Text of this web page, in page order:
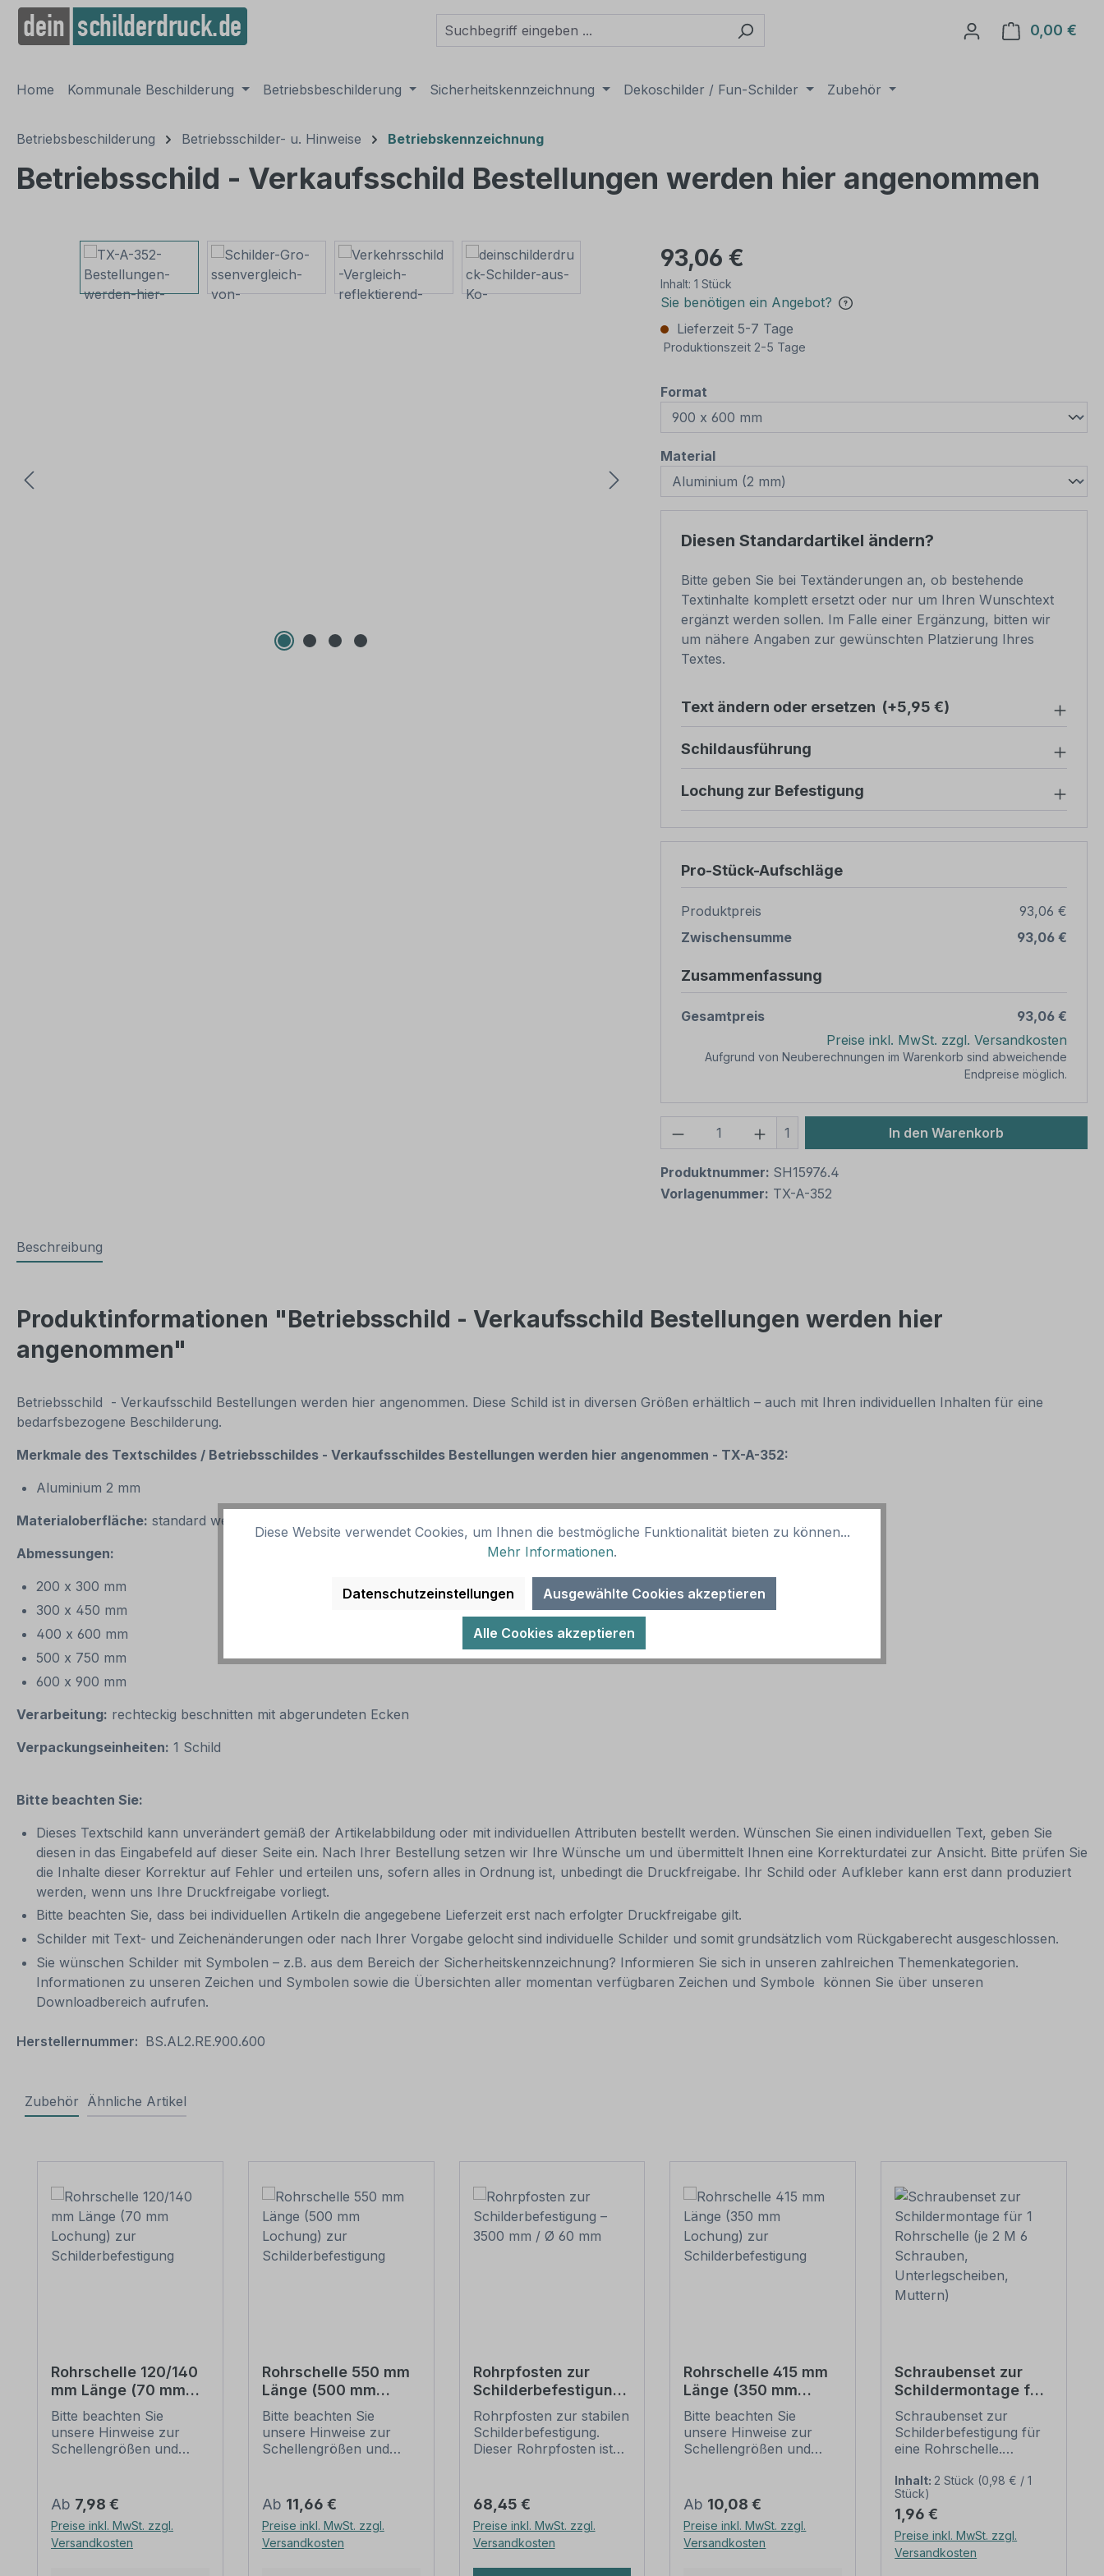
Zur Hauptnavigation springen
0,00 €
Home Kommunale Beschilderung Betriebsbeschilderung Sicherheitskennzeichnung Dekoschilder / Fun-Schilder Zubehör
Betriebsbeschilderung Betriebsschilder- u. Hinweise Betriebskennzeichnung
Betriebsschild - Verkaufsschild Bestellungen werden hier angenommen
Bildergalerie überspringen 93,06 €
Inhalt: 1 Stück
Sie benötigen ein Angebot?
Lieferzeit 5-7 Tage
Produktionszeit 2-5 Tage
Format
Materialauswählen
Diesen Standardartikel ändern?
Bitte geben Sie bei Textänderungen an, ob bestehende
Textinhalte komplett ersetzt oder nur um Ihren Wunschtext
ergänzt werden sollen. Im Falle einer Ergänzung, bitten wir
um nähere Angaben zur gewünschten Platzierung Ihres
Textes.
Text ändern oder ersetzen (+5,95 €)
Schildausführung
Lochung zur Befestigung
Pro-Stück-Aufschläge
Produktpreis
93,06 €
Zwischensumme
93,06 €
Zusammenfassung
Gesamtpreis
93,06 €
Preise inkl. MwSt. zzgl. Versandkosten
Aufgrund von Neuberechnungen im Warenkorb sind abweichende
Endpreise möglich.
Produkt Anzahl: Gib den gewünschten Wert
1 In den Warenkorb
Produktnummer: SH15976.4
Vorlagenummer: TX-A-352
Beschreibung
Produktinformationen "Betriebsschild - Verkaufsschild Bestellungen werden hier
angenommen"
Betriebsschild - Verkaufsschild Bestellungen werden hier angenommen. Diese Schild ist in diversen Größen erhältlich – auch mit Ihren individuellen Inhalten für eine
bedarfsbezogene Beschilderung.
Merkmale des Textschildes / Betriebsschildes - Verkaufsschildes Bestellungen werden hier angenommen - TX-A-352:
Aluminium 2 mm
Materialoberfläche: standard weiß oder reflektierend (RA 1)
Abmessungen:
200 x 300 mm
300 x 450 mm
400 x 600 mm
500 x 750 mm
600 x 900 mm
Verarbeitung: rechteckig beschnitten mit abgerundeten Ecken
Verpackungseinheiten: 1 Schild
Bitte beachten Sie:
Dieses Textschild kann unverändert gemäß der Artikelabbildung oder mit individuellen Attributen bestellt werden. Wünschen Sie einen individuellen Text, geben Sie
diesen in das Eingabefeld auf dieser Seite ein. Nach Ihrer Bestellung setzen wir Ihre Wünsche um und übermittelt Ihnen eine Korrekturdatei zur Ansicht. Bitte prüfen Sie
die Inhalte dieser Korrektur auf Fehler und erteilen uns, sofern alles in Ordnung ist, unbedingt die Druckfreigabe. Ihr Schild oder Aufkleber kann erst dann produziert
werden, wenn uns Ihre Druckfreigabe vorliegt.
Bitte beachten Sie, dass bei individuellen Artikeln die angegebene Lieferzeit erst nach erfolgter Druckfreigabe gilt.
Schilder mit Text- und Zeichenänderungen oder nach Ihrer Vorgabe gelocht sind individuelle Schilder und somit grundsätzlich vom Rückgaberecht ausgeschlossen.
Sie wünschen Schilder mit Symbolen – z.B. aus dem Bereich der Sicherheitskennzeichnung? Informieren Sie sich in unseren zahlreichen Themenkategorien.
Informationen zu unseren Zeichen und Symbolen sowie die Übersichten aller momentan verfügbaren Zeichen und Symbole können Sie über unseren
Downloadbereich aufrufen.
Herstellernummer: BS.AL2.RE.900.600
Zubehör Ähnliche Artikel
Rohrschelle 120/140
mm Länge (70 mm
Lochung) zur
Schilderbefestigung
Bitte beachten Sie
unsere Hinweise zur
Schellengrößen und
(weiter unten).
Rohrschellen nach der
IVZ-Norm stellen die
Standardbefestigungen
Regulärer Preis:
Ab 7,98 €
Preise inkl. MwSt. zzgl.
Versandkosten
Rohrschelle 550 mm
Länge (500 mm
Lochung) zur
Schilderbefestigung
Bitte beachten Sie
unsere Hinweise zur
Schellengrößen und
(weiter unten).
Rohrschellen nach der
IVZ-Norm stellen die
Standardbefestigungen
Regulärer Preis:
Ab 11,66 €
Preise inkl. MwSt. zzgl.
Versandkosten
Rohrpfosten zur
Schilderbefestigung
– 3500 mm / Ø 60
mm
Rohrpfosten zur stabilen
Schilderbefestigung.
Dieser Rohrpfosten ist
60 mm geeignet.
Merkmale dieses
Rohrpfostens:
Ausführung: Stahl,
Regulärer Preis:
68,45 €
Preise inkl. MwSt. zzgl.
Versandkosten
Rohrschelle 415 mm
Länge (350 mm
Lochung) zur
Schilderbefestigung
Bitte beachten Sie
unsere Hinweise zur
Schellengrößen und
(weiter unten).
Rohrschellen nach der
IVZ-Norm stellen die
Standardbefestigungen
Regulärer Preis:
Ab 10,08 €
Preise inkl. MwSt. zzgl.
Versandkosten
Schraubenset zur
Schildermontage für
1 Rohrschelle (je 2 M
6 Schrauben,
Unterlegscheiben,
Schraubenset zur
Schilderbefestigung für
eine Rohrschelle.
Schraubensets zur
Schilderbefestigung:
Ausführung: Stahl,
feuerverzinkt
Verpackungseinheit -
Set: 2 Stück -
Inhalt: 2 Stück (0,98 € / 1
Stück)
Regulärer Preis:
1,96 €
Preise inkl. MwSt. zzgl.
Versandkosten
Diese Website verwendet Cookies, um Ihnen die bestmögliche Funktionalität bieten zu können...
Mehr Informationen.
Datenschutzeinstellungen Ausgewählte Cookies akzeptieren
Alle Cookies akzeptieren